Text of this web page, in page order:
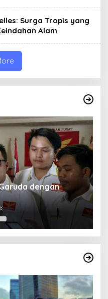
Surga Tropis yang
Alam
dengan